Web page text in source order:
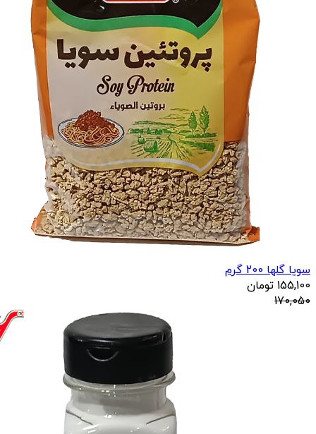
سویا گلها 200 گرم
155,100 تومان
170,050